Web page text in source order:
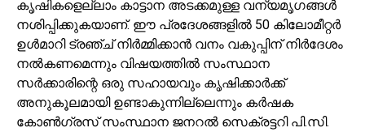
കൃഷികളെല്ലാം കാട്ടാന അടക്കമുള്ള വന്യമൃഗങ്ങള്‍
നശിപ്പിക്കുകയാണ്. ഈ പ്രദേശങ്ങളില്‍ 50 കിലോമീറ്റര്‍
ഉള്‍മാറി ട്രഞ്ച് നിര്‍മ്മിക്കാന്‍ വനം വകുപ്പിന് നിര്‍ദേശം
നല്‍കണമെന്നും വിഷയത്തില്‍ സംസ്ഥാന
സര്‍ക്കാരിന്റെ ഒരു സഹായവും കൃഷിക്കാര്‍ക്ക്
അനുകൂലമായി ഉണ്ടാകുന്നില്ലെന്നും കര്‍ഷക
കോണ്‍ഗ്രസ് സംസ്ഥാന ജനറല്‍ സെക്രട്ടറി പി.സി.